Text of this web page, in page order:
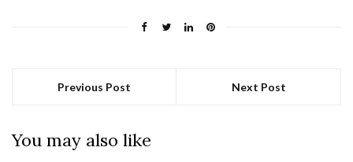
Previous Post Next Post
You may also like